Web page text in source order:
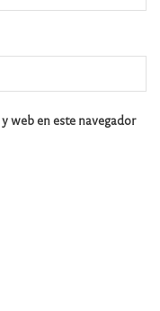
web en este navegador